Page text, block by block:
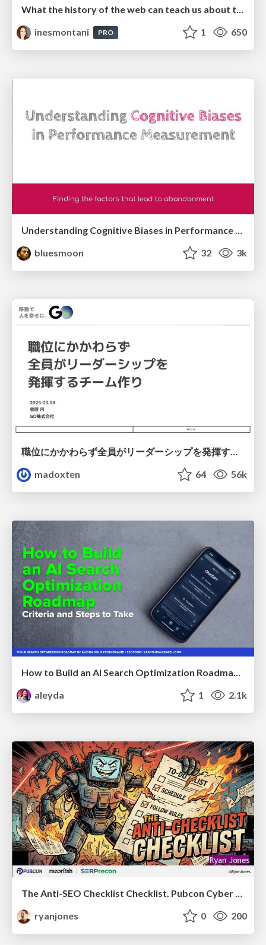
What the history of the web can teach us about the future of AI
inesmontani
PRO 1 650
Understanding Cognitive Biases in Performance Measurement
bluesmoon
32 3k
madoxten
64 56k
How to Build an AI Search Optimization Roadmap - Criteria and Steps to Take #SEOIRL
aleyda
1 2.1k
The Anti-SEO Checklist Checklist. Pubcon Cyber Week
ryanjones
0 200